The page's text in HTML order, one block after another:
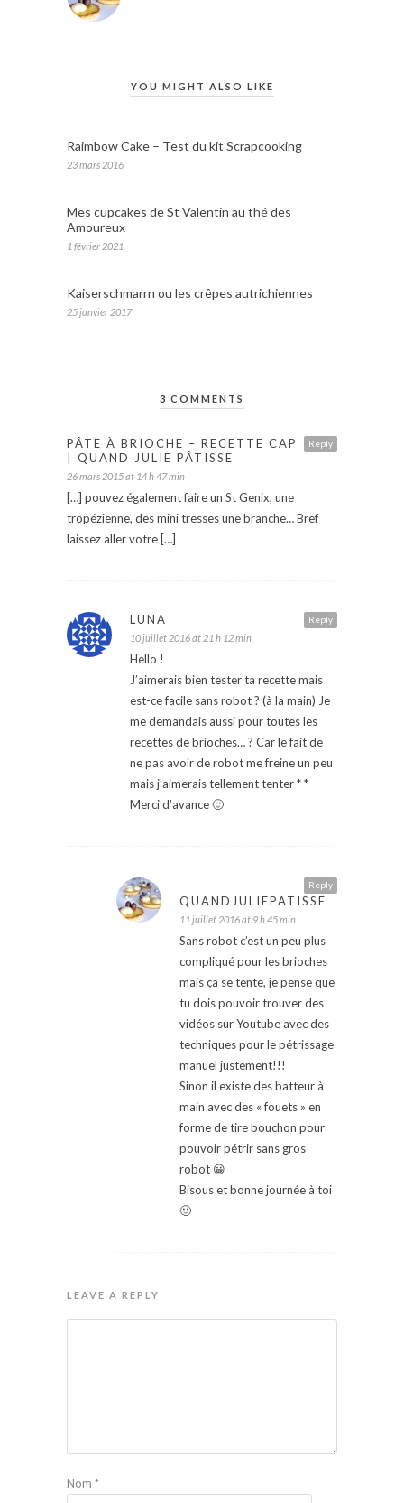
YOU MIGHT ALSO LIKE
Raimbow Cake – Test du kit Scrapcooking
23 mars 2016
Mes cupcakes de St Valentin au thé des
Amoureux
1 février 2021
Kaiserschmarrn ou les crêpes autrichiennes
25 janvier 2017
3 COMMENTS
Reply
PÂTE À BRIOCHE – RECETTE CAP
| QUAND JULIE PÂTISSE
26 mars 2015 at 14 h 47 min
[…] pouvez également faire un St Genix, une
tropézienne, des mini tresses une branche… Bref
laissez aller votre […]
Reply
LUNA
10 juillet 2016 at 21 h 12 min
Hello !
J’aimerais bien tester ta recette mais
est-ce facile sans robot ? (à la main) Je
me demandais aussi pour toutes les
recettes de brioches… ? Car le fait de
ne pas avoir de robot me freine un peu
mais j’aimerais tellement tenter *-*
Merci d’avance 🙂
Reply
QUANDJULIEPATISSE
11 juillet 2016 at 9 h 45 min
Sans robot c’est un peu plus
compliqué pour les brioches
mais ça se tente, je pense que
tu dois pouvoir trouver des
vidéos sur Youtube avec des
techniques pour le pétrissage
manuel justement!!!
Sinon il existe des batteur à
main avec des « fouets » en
forme de tire bouchon pour
pouvoir pétrir sans gros
robot 😀
Bisous et bonne journée à toi
🙂
LEAVE A REPLY
Nom *